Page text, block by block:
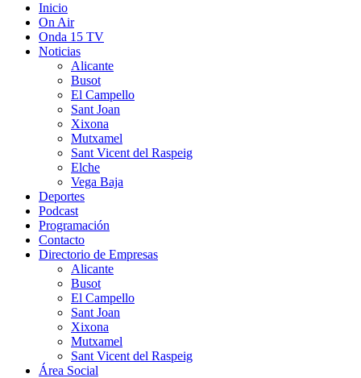
Inicio
On Air
Onda 15 TV
Noticias
Alicante
Busot
El Campello
Sant Joan
Xixona
Mutxamel
Sant Vicent del Raspeig
Elche
Vega Baja
Deportes
Podcast
Programación
Contacto
Directorio de Empresas
Alicante
Busot
El Campello
Sant Joan
Xixona
Mutxamel
Sant Vicent del Raspeig
Área Social